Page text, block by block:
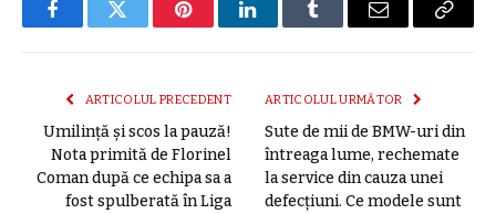
FacebookTwitter PinterestLinkedInTumblr E-
ARTICOLUL PRECEDENT
Umilință și scos la pauză!
Nota primită de Florinel
Coman după ce echipa sa a
fost spulberată în Liga
ARTICOLUL URMĂTOR
Sute de mii de BMW-uri din
întreaga lume, rechemate
la service din cauza unei
defecțiuni. Ce modele sunt